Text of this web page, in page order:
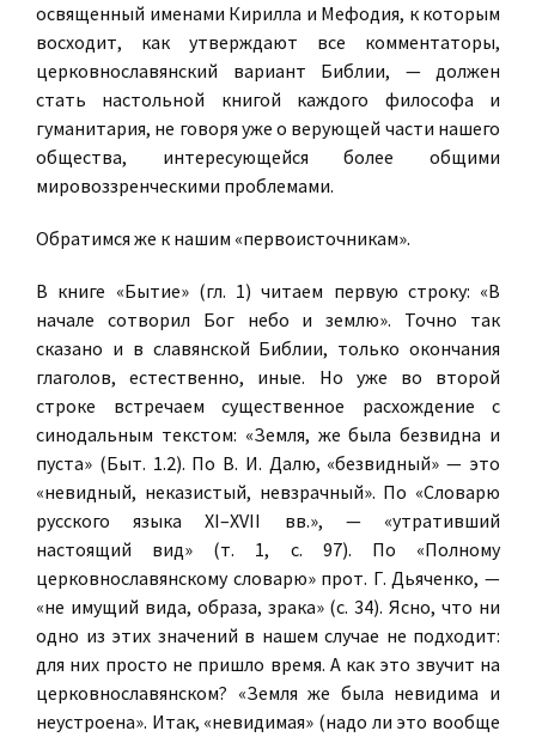
освященный именами Кирилла и Мефодия, к которым
восходит, как утверждают все комментаторы,
церковнославянский вариант Библии, — должен
стать настольной книгой каждого философа и
гуманитария, не говоря уже о верующей части нашего
общества, интересующейся более общими
мировоззренческими проблемами.
Обратимся же к нашим «первоисточникам».
В книге «Бытие» (гл. 1) читаем первую строку: «В
начале сотворил Бог небо и землю». Точно так
сказано и в славянской Библии, только окончания
глаголов, естественно, иные. Но уже во второй
строке встречаем существенное расхождение с
синодальным текстом: «Земля, же была безвидна и
пуста» (Быт. 1.2). По В. И. Далю, «безвидный» — это
«невидный, неказистый, невзрачный». По «Словарю
русского языка XI–XVII вв.», — «утративший
настоящий вид» (т. 1, с. 97). По «Полному
церковнославянскому словарю» прот. Г. Дьяченко, —
«не имущий вида, образа, зрака» (с. 34). Ясно, что ни
одно из этих значений в нашем случае не подходит:
для них просто не пришло время. А как это звучит на
церковнославянском? «Земля же была невидима и
неустроена». Итак, «невидимая» (надо ли это вообще